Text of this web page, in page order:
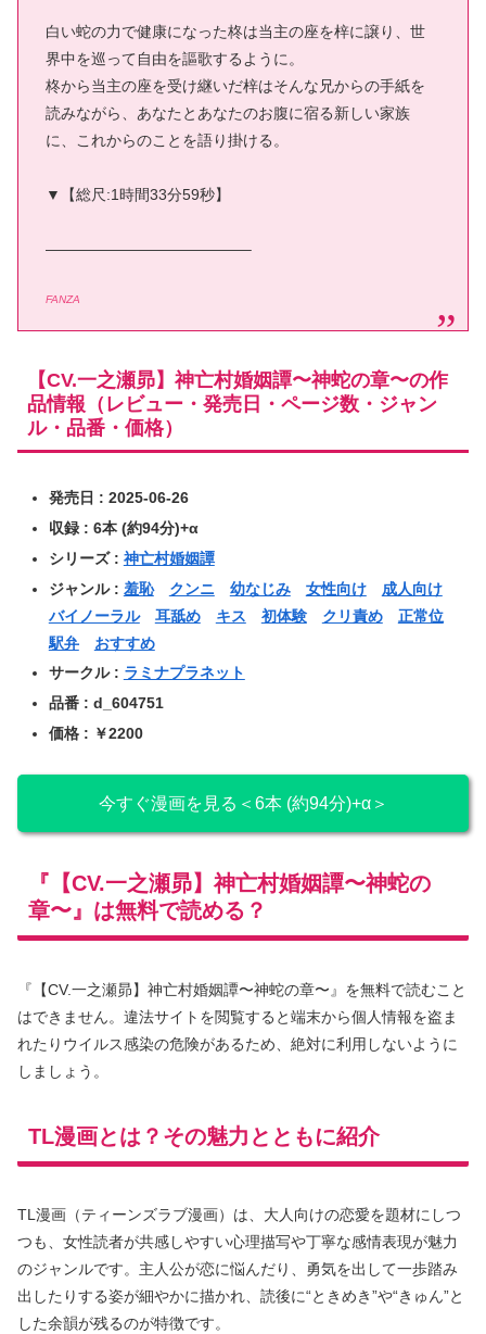
白い蛇の力で健康になった柊は当主の座を梓に譲り、世
界中を巡って自由を謳歌するように。
柊から当主の座を受け継いだ梓はそんな兄からの手紙を
読みながら、あなたとあなたのお腹に宿る新しい家族
に、これからのことを語り掛ける。
▼【総尺:1時間33分59秒】
—————————————–
FANZA
【CV.一之瀬昴】神亡村婚姻譚〜神蛇の章〜の作
品情報（レビュー・発売日・ページ数・ジャン
ル・品番・価格）
発売日 : 2025-06-26
収録 : 6本 (約94分)+α
シリーズ : 神亡村婚姻譚
ジャンル : 羞恥 クンニ 幼なじみ 女性向け
成人向け
バイノーラル
耳舐め キス 初体験 クリ責め
正常位
駅弁
おすすめ
サークル : ラミナプラネット
品番 : d_604751
価格 : ￥2200
今すぐ漫画を見る＜6本 (約94分)+α＞
『【CV.一之瀬昴】神亡村婚姻譚〜神蛇の
章〜』は無料で読める？
『【CV.一之瀬昴】神亡村婚姻譚〜神蛇の章〜』を無料で読むこと
はできません。違法サイトを閲覧すると端末から個人情報を盗ま
れたりウイルス感染の危険があるため、絶対に利用しないように
しましょう。
TL漫画とは？その魅力とともに紹介
TL漫画（ティーンズラブ漫画）は、大人向けの恋愛を題材にしつ
つも、女性読者が共感しやすい心理描写や丁寧な感情表現が魅力
のジャンルです。主人公が恋に悩んだり、勇気を出して一歩踏み
出したりする姿が細やかに描かれ、読後に“ときめき”や“きゅん”と
した余韻が残るのが特徴です。